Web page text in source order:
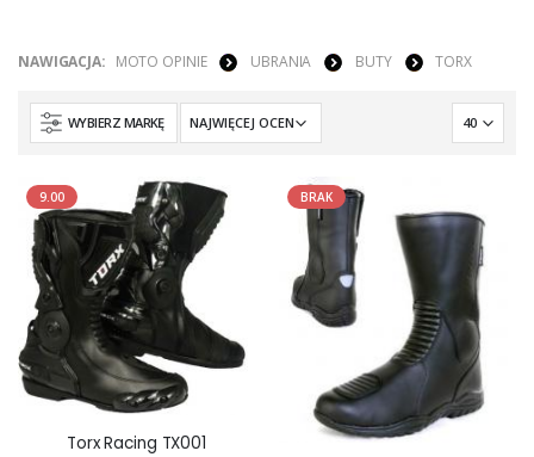
NAWIGACJA: MOTO OPINIE UBRANIA BUTY TORX
WYBIERZ MARKĘ
9.00
Torx Racing TX001
BRAK